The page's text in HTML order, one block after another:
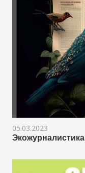
05.03.2023
Экожурналистика